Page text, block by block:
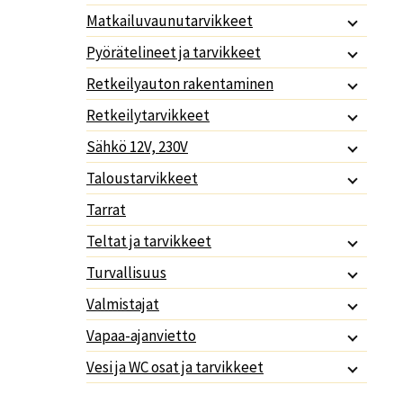
Matkailuvaunutarvikkeet
Pyörätelineet ja tarvikkeet
Retkeilyauton rakentaminen
Retkeilytarvikkeet
Sähkö 12V, 230V
Taloustarvikkeet
Tarrat
Teltat ja tarvikkeet
Turvallisuus
Valmistajat
Vapaa-ajanvietto
Vesi ja WC osat ja tarvikkeet